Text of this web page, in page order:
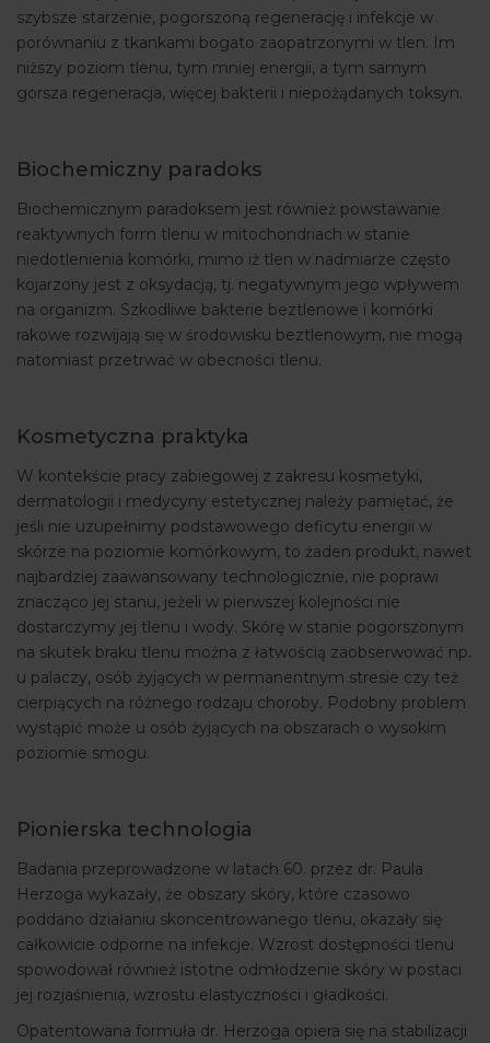
szybsze starzenie, pogorszoną regenerację i infekcje w
porównaniu z tkankami bogato zaopatrzonymi w tlen. Im
niższy poziom tlenu, tym mniej energii, a tym samym
gorsza regeneracja, więcej bakterii i niepożądanych toksyn.
Biochemiczny paradoks
Biochemicznym paradoksem jest również powstawanie
reaktywnych form tlenu w mitochondriach w stanie
niedotlenienia komórki, mimo iż tlen w nadmiarze często
kojarzony jest z oksydacją, tj. negatywnym jego wpływem
na organizm. Szkodliwe bakterie beztlenowe i komórki
rakowe rozwijają się w środowisku beztlenowym, nie mogą
natomiast przetrwać w obecności tlenu.
Kosmetyczna praktyka
W kontekście pracy zabiegowej z zakresu kosmetyki,
dermatologii i medycyny estetycznej należy pamiętać, że
jeśli nie uzupełnimy podstawowego deficytu energii w
skórze na poziomie komórkowym, to żaden produkt, nawet
najbardziej zaawansowany technologicznie, nie poprawi
znacząco jej stanu, jeżeli w pierwszej kolejności nie
dostarczymy jej tlenu i wody. Skórę w stanie pogorszonym
na skutek braku tlenu można z łatwością zaobserwować np.
u palaczy, osób żyjących w permanentnym stresie czy też
cierpiących na różnego rodzaju choroby. Podobny problem
wystąpić może u osób żyjących na obszarach o wysokim
poziomie smogu.
Pionierska technologia
Badania przeprowadzone w latach 60. przez dr. Paula
Herzoga wykazały, że obszary skóry, które czasowo
poddano działaniu skoncentrowanego tlenu, okazały się
całkowicie odporne na infekcje. Wzrost dostępności tlenu
spowodował również istotne odmłodzenie skóry w postaci
jej rozjaśnienia, wzrostu elastyczności i gładkości.
Opatentowana formuła dr. Herzoga opiera się na stabilizacji